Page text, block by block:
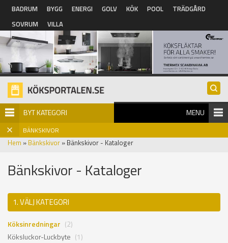
Hoppa till huvudinnehåll
BADRUM BYGG ENERGI GOLV KÖK POOL
TRÄDGÅRD
SOVRUM
VILLA
BYT KATEGORI MENU
BÄNKSKIVOR
Hem » Bänkskivor » Bänkskivor - Kataloger
Bänkskivor - Kataloger
1. VÄLJ KATEGORI
Köksinredningar (2)
Köksluckor-Luckbyte (1)